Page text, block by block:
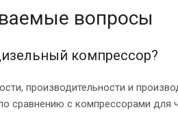
вопросы
компрессор?
производительности и
сравнению с компрессорами для